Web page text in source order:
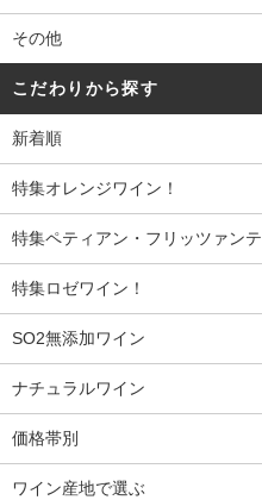
その他
こだわりから探す
新着順
特集オレンジワイン！
特集ペティアン・フリッツァンテ
特集ロゼワイン！
SO2無添加ワイン
ナチュラルワイン
価格帯別
ワイン産地で選ぶ